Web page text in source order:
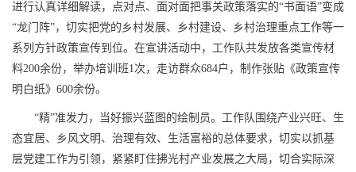
进行认真详细解读，点对点、面对面把事关政策落实的“书面语”变成
“龙门阵”，切实把党的乡村发展、乡村建设、乡村治理重点工作等一
系列方针政策宣传到位。在宣讲活动中，工作队共发放各类宣传材
料200余份，举办培训班1次，走访群众684户，制作张贴《政策宣传
明白纸》600余份。
“精”准发力，当好振兴蓝图的绘制员。工作队围绕产业兴旺、生
态宜居、乡风文明、治理有效、生活富裕的总体要求，切实以抓基
层党建工作为引领，紧紧盯住拂光村产业发展之大局，切合实际深